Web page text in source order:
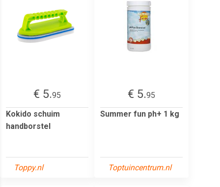
€ 5.95
Kokido schuim
handborstel
Toppy.nl
€ 5.95
Summer fun ph+ 1 kg
Toptuincentrum.nl